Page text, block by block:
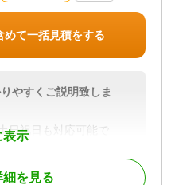
めて一括見積をする
表示
やすくご説明致しま
日祝日も対応可能で
つスピーディーに対応
を見る